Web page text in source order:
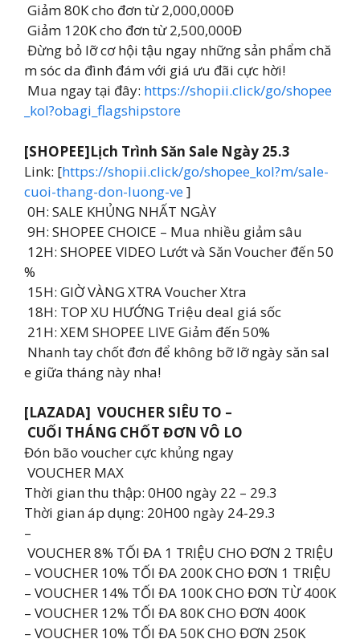
Giảm 80K cho đơn từ 2,000,000Đ
Giảm 120K cho đơn từ 2,500,000Đ
Đừng bỏ lỡ cơ hội tậu ngay những sản phẩm chă
m sóc da đình đám với giá ưu đãi cực hời!
Mua ngay tại đây: https://shopii.click/go/shopee
_kol?obagi_flagshipstore
[SHOPEE]️Lịch Trình Săn Sale Ngày 25.3 ️
Link: [https://shopii.click/go/shopee_kol?m/sale-
cuoi-thang-don-luong-ve]
0H: SALE KHỦNG NHẤT NGÀY
9H: SHOPEE CHOICE – Mua nhiều giảm sâu
12H: SHOPEE VIDEO Lướt và Săn Voucher đến 50
%
15H: GIỜ VÀNG XTRA Voucher Xtra
18H: TOP XU HƯỚNG Triệu deal giá sốc
21H: XEM SHOPEE LIVE Giảm đến 50%
Nhanh tay chốt đơn để không bỡ lỡ ngày săn sal
e giữa tháng này nha!
[LAZADA] VOUCHER SIÊU TO –
CUỐI THÁNG CHỐT ĐƠN VÔ LO
Đón bão voucher cực khủng ngay
️ VOUCHER MAX
Thời gian thu thập: 0H00 ngày 22 – 29.3
Thời gian áp dụng: 20H00 ngày 24-29.3
–
VOUCHER 8% TỐI ĐA 1 TRIỆU CHO ĐƠN 2 TRIỆU
– VOUCHER 10% TỐI ĐA 200K CHO ĐƠN 1 TRIỆU
– VOUCHER 14% TỐI ĐA 100K CHO ĐƠN TỪ 400K
– VOUCHER 12% TỐI ĐA 80K CHO ĐƠN 400K
– VOUCHER 10% TỐI ĐA 50K CHO ĐƠN 250K